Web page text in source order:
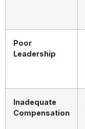
Poor
Leadership
Inadequate
Compensation